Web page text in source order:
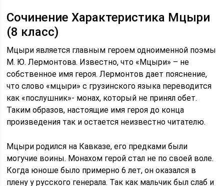
Сочинение Характеристика Мцыри
(8 класс)
Мцыри является главным героем одноименной поэмы
М. Ю. Лермонтова. Известно, что «Мцыри» – не
собственное имя героя. Лермонтов дает пояснение,
что слово «мцыри» с грузинского языка переводится
как «послушник»- монах, который не принял обет.
Таким образов, настоящие имя героя до конца
произведения так и остается неизвестно читателю.
Мцыри родился на Кавказе, его предками были
могучие воины. Монахом герой стал не по своей воле.
Когда юноше было примерно 6 лет, он оказался в
плену у русского генерала. Так как мальчик был слаб и